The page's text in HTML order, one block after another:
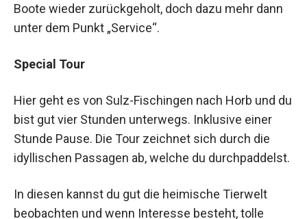
Boote wieder zurückgeholt, doch dazu mehr dann
unter dem Punkt „Service“.
Special Tour
Hier geht es von Sulz-Fischingen nach Horb und du
bist gut vier Stunden unterwegs. Inklusive einer
Stunde Pause. Die Tour zeichnet sich durch die
idyllischen Passagen ab, welche du durchpaddelst.
In diesen kannst du gut die heimische Tierwelt
beobachten und wenn Interesse besteht, tolle